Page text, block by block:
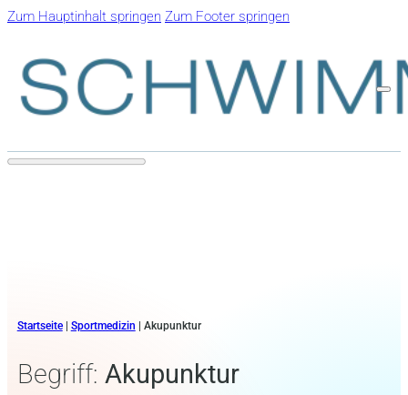
Zum Hauptinhalt springen Zum Footer springen
Startseite| Sportmedizin Akupunktur
Begriff: Akupunktur